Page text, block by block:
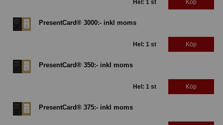
Hel: 1 st Köp
PresentCard® 3000:- inkl moms
Hel: 1 st Köp
PresentCard® 350:- inkl moms
Hel: 1 st Köp
PresentCard® 375:- inkl moms